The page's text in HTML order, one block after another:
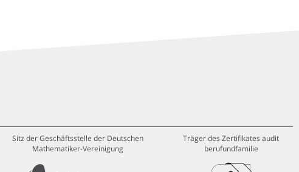
Sitz der Geschäftsstelle der Deutschen
Mathematiker-Vereinigung
Träger des Zertifikates audit
berufundfamilie